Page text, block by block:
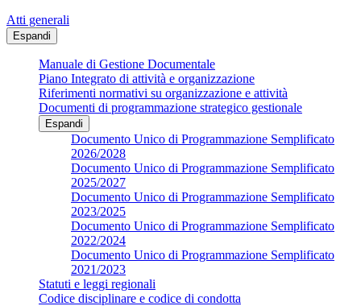
Atti generali
Espandi
Manuale di Gestione Documentale
Piano Integrato di attività e organizzazione
Riferimenti normativi su organizzazione e attività
Documenti di programmazione strategico gestionale
Espandi
Documento Unico di Programmazione Semplificato
2026/2028
Documento Unico di Programmazione Semplificato
2025/2027
Documento Unico di Programmazione Semplificato
2023/2025
Documento Unico di Programmazione Semplificato
2022/2024
Documento Unico di Programmazione Semplificato
2021/2023
Statuti e leggi regionali
Codice disciplinare e codice di condotta